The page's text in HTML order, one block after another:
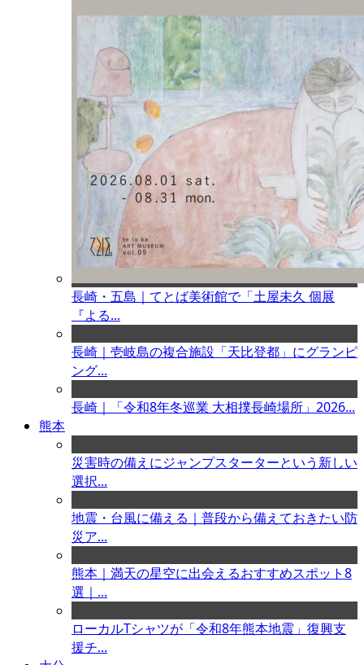
長崎・五島｜てとば美術館で「土屋未久 個展
『よる...
長崎｜壱岐島の複合施設「天比登都」にグランピ
ング...
長崎｜「令和8年冬巡業 大相撲長崎場所」2026...
熊本
災害時の備えにジャンプスターターという新しい
選択...
地震・台風に備える｜普段から備えておきたい防
災ア...
熊本｜満天の星空に出会えるおすすめスポット8
選｜...
ローカルTシャツが「令和8年熊本地震」復興支
援チ...